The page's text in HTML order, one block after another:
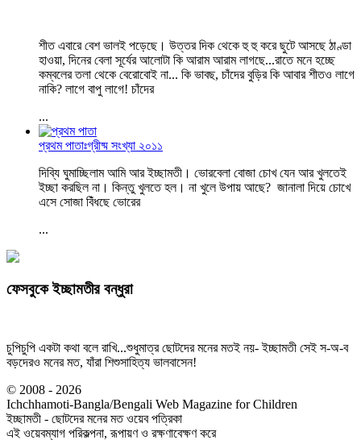
শীত এবারে বেশ ভালই পড়েছে। উত্তর দিক থেকে হু হু করে ছুটে আসছে ঠাণ্ডা
হাওয়া, দিনের বেলা সূর্যের আলোটা কি আরাম আরাম লাগছে...রাতে মনে হচ্ছে
কম্বলের তলা থেকে বেরোবোই না... কি ভাবছ, চাঁদের বুড়ির কি আবার শীতও লাগে
নাকি? লাগে বাপু লাগে! চাঁদের
...
প্রথম পাতাঃগ্রীষ্ম সংখ্যা ২০১১
দিব্যি ঘুমাচ্ছিলাম আমি আর ইচ্ছামতী। ভোরবেলা বোজা চোখ যেন আর খুলতেই
ইচ্ছা করছিল না। কিন্তু খুলতে হল। না খুলে উপায় আছে? জানালা দিয়ে চোখে
এসে সোজা বিঁধছে ভোরের
...
ফেসবুকে ইচ্ছামতীর বন্ধুরা
চুপিচুপি একটা কথা বলে রাখি...শুধুমাত্র ছোটদের মনের মতই নয়- ইচ্ছামতী সেই স-অ-ব
বড়দেরও মনের মত, যাঁরা শিশুসাহিত্য ভালবাসেন!
© 2008 - 2026
Ichchhamoti-Bangla/Bengali Web Magazine for Children
ইচ্ছামতী - ছোটদের মনের মত ওয়েব পত্রিকা
এই ওয়েবম্যাগ পরিকল্পনা, রূপায়ণ ও রক্ষণাবেক্ষণ করে